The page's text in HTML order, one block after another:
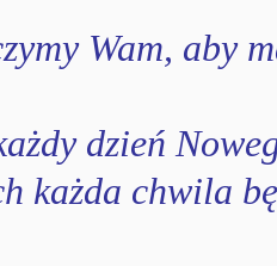
Wam, aby
dzień
każda chwila